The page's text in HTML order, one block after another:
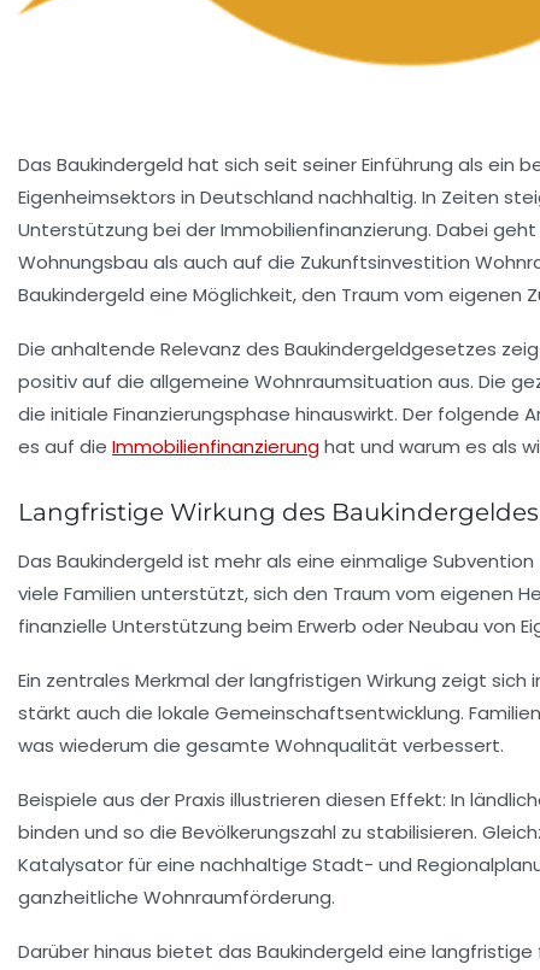
Das Baukindergeld hat sich seit seiner Einführung als
Eigenheimsektors in Deutschland nachhaltig. In Zeiten
Unterstützung bei der Immobilienfinanzierung. Dabei
Wohnungsbau als auch auf die Zukunftsinvestition
Baukindergeld eine Möglichkeit, den Traum vom eigenen
Die anhaltende Relevanz des Baukindergeldgesetzes
positiv auf die allgemeine Wohnraumsituation aus. Die
die initiale Finanzierungsphase hinauswirkt. Der
es auf die Immobilienfinanzierunghat und warum es als
Langfristige Wirkung des
Das Baukindergeld ist mehr als eine einmalige
viele Familien unterstützt, sich den Traum vom eigenen
finanzielle Unterstützung beim Erwerb oder Neubau von
Ein zentrales Merkmal der langfristigen Wirkung zeigt
stärkt auch die lokale Gemeinschaftsentwicklung.
was wiederum die gesamte Wohnqualität verbessert.
Beispiele aus der Praxis illustrieren diesen Effekt: In
binden und so die Bevölkerungszahl zu stabilisieren.
Katalysator für eine nachhaltige Stadt- und
ganzheitliche Wohnraumförderung.
Darüber hinaus bietet das Baukindergeld eine